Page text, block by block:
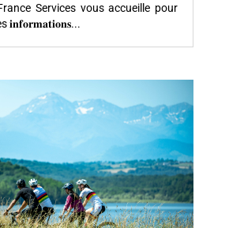
Services vous accueille pour
𝐢𝐧𝐟𝐨𝐫𝐦𝐚𝐭𝐢𝐨𝐧𝐬...